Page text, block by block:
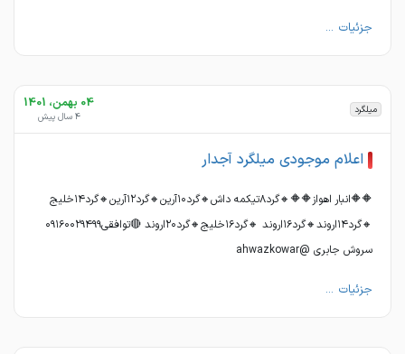
جزئیات ...
میلگرد 04 بهمن، 1401
4 سال پیش
اعلام موجودی میلگرد آجدار
🔶🔶انبار اهواز🔶🔶🔸گرد۸تیکمه داش🔸گرد۱۰آرین🔸گرد۱۲آرین🔸گرد۱۴خلیج
🔸گرد۱۴اروند🔸گرد۱۶اروند 🔸گرد۱۶خلیج🔸گرد۲۰اروند 🔴توافقی۰۹۱۶۰۰۲۹۴۹۹
سروش جابری @ahwazkowar
جزئیات ...